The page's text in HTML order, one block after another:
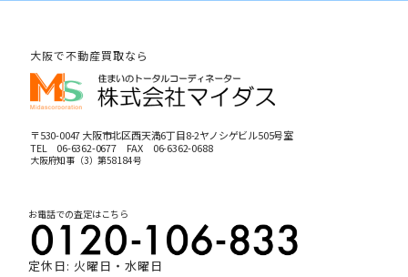
大阪で不動産買取なら
〒530-0047 大阪市北区西天満6丁目8-2ヤノシゲビル505号室
TEL 06-6362-0677FAX 06-6362-0688
大阪府知事（3）第58184号
お電話での査定はこちら
定休日: 火曜日・水曜日